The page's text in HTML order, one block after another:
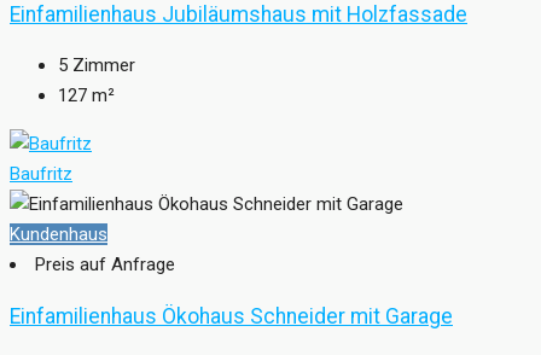
Einfamilienhaus Jubiläumshaus mit Holzfassade
5 Zimmer
127 m²
Baufritz
Kundenhaus
Preis auf Anfrage
Einfamilienhaus Ökohaus Schneider mit Garage